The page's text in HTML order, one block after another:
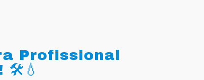
Profissional
🛠️💧